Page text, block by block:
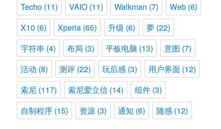
Techo (11) VAIO (11) Walkman (7) Web (6)
X10 (6) Xperia (65) 升级 (6) 夢 (22)
字符串 (4) 布局 (3) 平板电脑 (13) 意图 (7)
活动 (8) 测评 (22) 玩后感 (3) 用户界面 (12)
索尼 (117) 索尼爱立信 (14) 组件 (3)
自制程序 (15) 资源 (3) 通知 (6) 随感 (12)